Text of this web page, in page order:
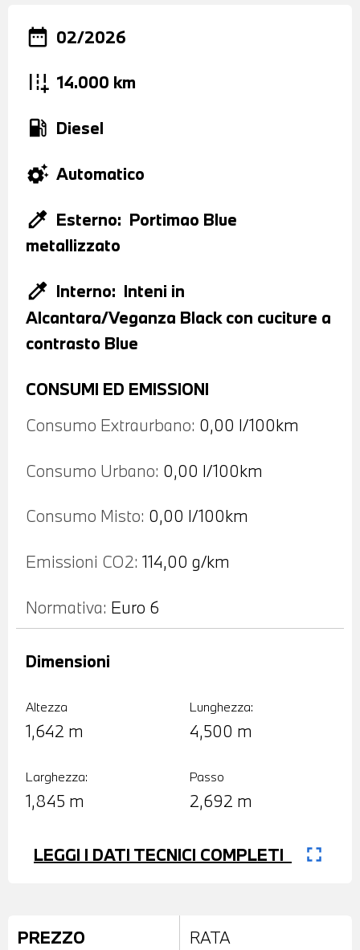
date_range 02/2026
add_road 14.000 km
local_gas_station Diesel
settings_suggest Automatico
colorize Esterno: Portimao Blue
metallizzato
colorize Interno: Inteni in
Alcantara/Veganza Black con cuciture a
contrasto Blue
CONSUMI ED EMISSIONI
Consumo Extraurbano: 0,00 l/100km
Consumo Urbano: 0,00 l/100km
Consumo Misto: 0,00 l/100km
Emissioni CO2: 114,00 g/km
Normativa: Euro 6
Altezza
1,642 m
Lunghezza:
4,500 m
Dimensioni
Larghezza:
1,845 m
Passo
2,692 m
LEGGI I DATI TECNICI COMPLETI fullscreen
PREZZO RATA